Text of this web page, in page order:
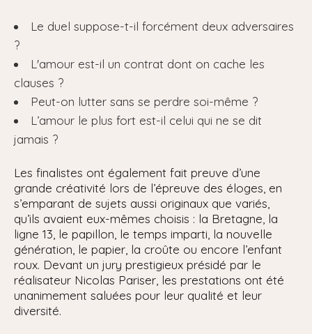
Le duel suppose-t-il forcément deux adversaires
?
L'amour est-il un contrat dont on cache les
clauses ?
Peut-on lutter sans se perdre soi-même ?
L’amour le plus fort est-il celui qui ne se dit
jamais ?
Les finalistes ont également fait preuve d’une
grande créativité lors de l’épreuve des éloges, en
s’emparant de sujets aussi originaux que variés,
qu’ils avaient eux-mêmes choisis : la Bretagne, la
ligne 13, le papillon, le temps imparti, la nouvelle
génération, le papier, la croûte ou encore l’enfant
roux. Devant un jury prestigieux présidé par le
réalisateur Nicolas Pariser, les prestations ont été
unanimement saluées pour leur qualité et leur
diversité.